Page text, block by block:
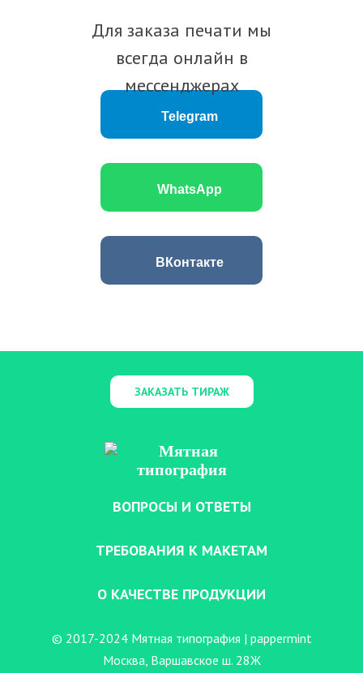
WhatsApp
ВКонтакте
Telegram
Для заказа печати мы
всегда онлайн в
мессенджерах
ЗАКАЗАТЬ ТИРАЖ
ВОПРОСЫ И ОТВЕТЫ
ТРЕБОВАНИЯ К МАКЕТАМ
О КАЧЕСТВЕ ПРОДУКЦИИ
© 2017-2024 Мятная типография | pappermint
Москва, Варшавское ш. 28Ж